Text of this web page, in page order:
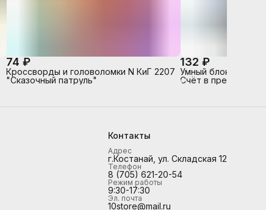
74 ₽
Кроссворды и головоломки N КиГ 2207
"Сказочный патруль"
132 ₽
Умный блокнот. 80
Счёт в пределах
Контакты
Адрес
г.Костанай, ул. Складская 12
Телефон
8 (705) 621-20-54
Режим работы
9:30-17:30
Эл. почта
10store@mail.ru